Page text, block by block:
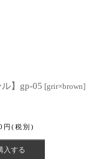
】gp-05 [grir×brown]
円 (税別)
入する